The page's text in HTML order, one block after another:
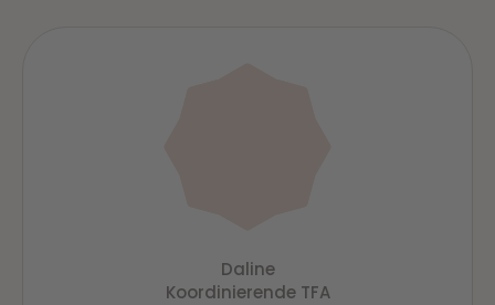
Daline
Koordinierende TFA